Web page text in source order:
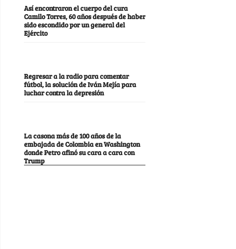
Así encontraron el cuerpo del cura
Camilo Torres, 60 años después de haber
sido escondido por un general del
Ejército
Regresar a la radio para comentar
fútbol, la solución de Iván Mejía para
luchar contra la depresión
La casona más de 100 años de la
embajada de Colombia en Washington
donde Petro afinó su cara a cara con
Trump